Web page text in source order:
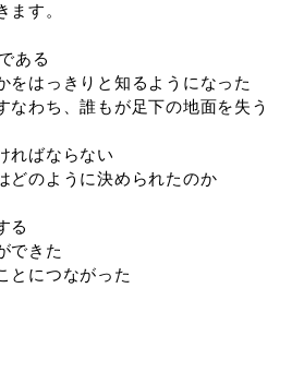
す。
ある
をはっきりと知るようになった
わち、誰もが足下の地面を失う
ればならない
どのように決められたのか
る
できた
とにつながった